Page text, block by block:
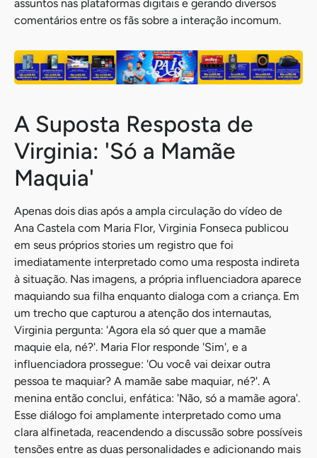
assuntos nas plataformas digitais e gerando diversos
comentários entre os fãs sobre a interação incomum.
A Suposta Resposta de
Virginia: 'Só a Mamãe
Maquia'
Apenas dois dias após a ampla circulação do vídeo de
Ana Castela com Maria Flor, Virginia Fonseca publicou
em seus próprios stories um registro que foi
imediatamente interpretado como uma resposta indireta
à situação. Nas imagens, a própria influenciadora aparece
maquiando sua filha enquanto dialoga com a criança. Em
um trecho que capturou a atenção dos internautas,
Virginia pergunta: 'Agora ela só quer que a mamãe
maquie ela, né?'. Maria Flor responde 'Sim', e a
influenciadora prossegue: 'Ou você vai deixar outra
pessoa te maquiar? A mamãe sabe maquiar, né?'. A
menina então conclui, enfática: 'Não, só a mamãe agora'.
Esse diálogo foi amplamente interpretado como uma
clara alfinetada, reacendendo a discussão sobre possíveis
tensões entre as duas personalidades e adicionando mais